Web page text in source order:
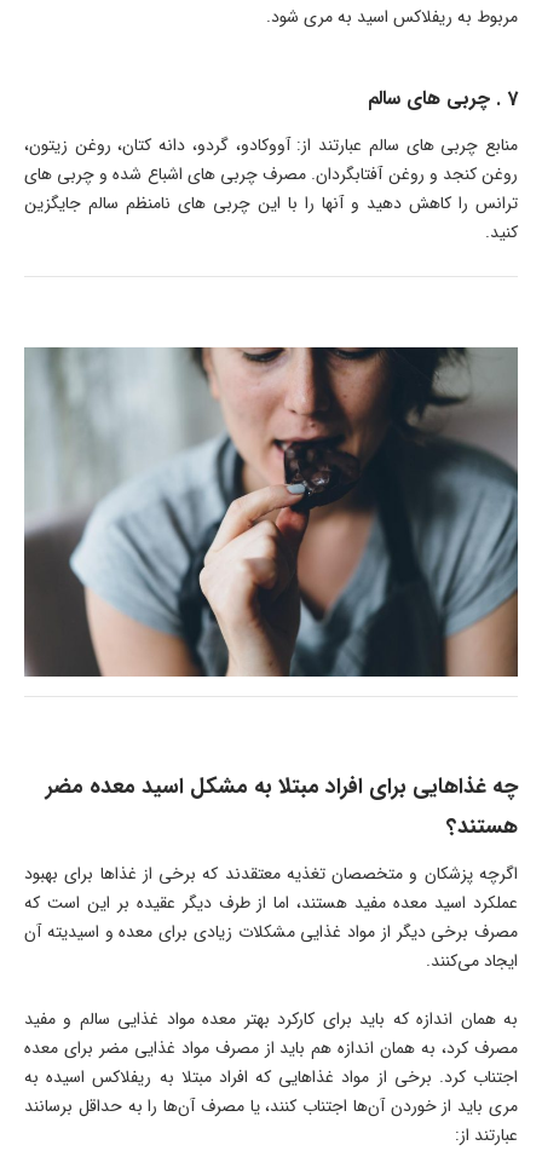
مربوط به ریفلاکس اسید به مری شود.
7 . چربی های سالم
منابع چربی های سالم عبارتند از: آووکادو، گردو، دانه کتان، روغن زیتون،
روغن کنجد و روغن آفتابگردان. مصرف چربی های اشباع شده و چربی های
ترانس را کاهش دهید و آنها را با این چربی های نامنظم سالم جایگزین
کنید.
چه غذاهایی برای افراد مبتلا به مشکل اسید معده مضر
هستند؟
اگرچه پزشکان و متخصصان تغذیه معتقدند که برخی از غذاها برای بهبود
عملکرد اسید معده مفید هستند، اما از طرف دیگر عقیده بر این است که
مصرف برخی دیگر از مواد غذایی مشکلات زیادی برای معده و اسیدیته آن
ایجاد می‌کنند.
به همان اندازه که باید برای کارکرد بهتر معده مواد غذایی سالم و مفید
مصرف کرد، به همان اندازه هم باید از مصرف مواد غذایی مضر برای معده
اجتناب کرد. برخی از مواد غذاهایی که افراد مبتلا به ریفلاکس اسیده به
مری باید از خوردن آن‌ها اجتناب کنند، یا مصرف آن‌ها را به حداقل برسانند
عبارتند از: